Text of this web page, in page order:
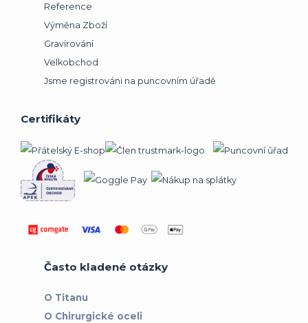
Reference
Výměna Zboží
Gravírování
Velkobchod
Jsme registrováni na puncovním úřadě
Certifikáty
Často kladené otázky
O Titanu
O Chirurgické oceli